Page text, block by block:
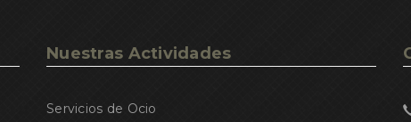
Nuestras Actividades
Servicios de Ocio